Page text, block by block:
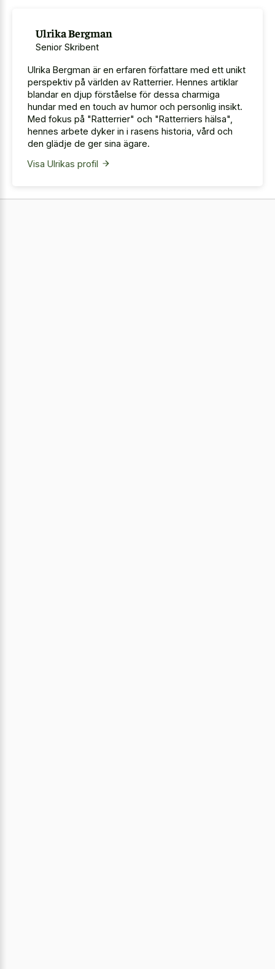
Ulrika Bergman
Senior Skribent
Ulrika Bergman är en erfaren författare med ett unikt
perspektiv på världen av Ratterrier. Hennes artiklar
blandar en djup förståelse för dessa charmiga
hundar med en touch av humor och personlig insikt.
Med fokus på "Ratterrier" och "Ratterriers hälsa",
hennes arbete dyker in i rasens historia, vård och
den glädje de ger sina ägare.
Visa Ulrikas profil